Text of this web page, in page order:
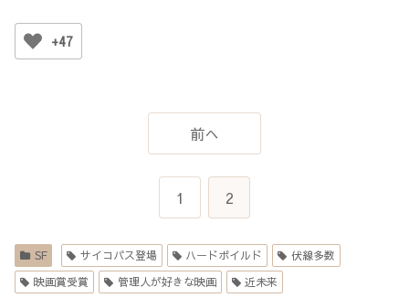
+47
前へ
1 2
SF サイコパス登場 ハードボイルド
伏線多数
映画賞受賞
管理人が好きな映画 近未来